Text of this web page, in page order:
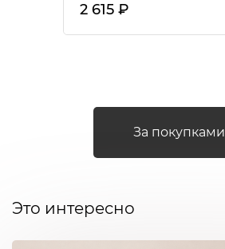
2 615 ₽
За покупками
Это интересно